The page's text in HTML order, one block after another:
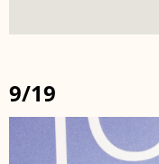
9/19